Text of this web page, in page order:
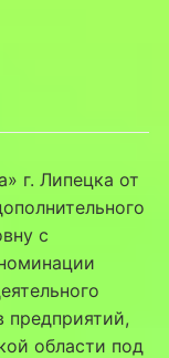
г. Липецка от
с
предприятий,
области под